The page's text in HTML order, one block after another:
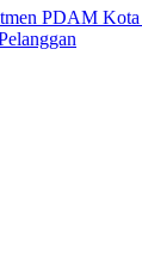
PDAM Kota